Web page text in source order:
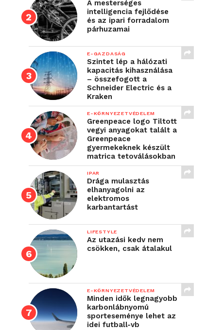
A mesterséges
intelligencia fejlődése
és az ipari forradalom
párhuzamai
E-GAZDASÁG
Szintet lép a hálózati
kapacitás kihasználása
– összefogott a
Schneider Electric és a
Kraken
E-KÖRNYEZETVÉDELEM
Greenpeace logo Tiltott
vegyi anyagokat talált a
Greenpeace
gyermekeknek készült
matrica tetoválásokban
IPAR
Drága mulasztás
elhanyagolni az
elektromos
karbantartást
LIFESTYLE
Az utazási kedv nem
csökken, csak átalakul
E-KÖRNYEZETVÉDELEM
Minden idők legnagyobb
karbonlábnyomú
sporteseménye lehet az
idei futball-vb